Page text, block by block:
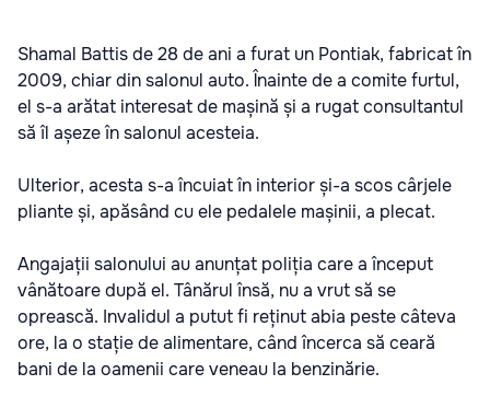
Shamal Battis de 28 de ani a furat un Pontiak, fabricat în
2009, chiar din salonul auto. Înainte de a comite furtul,
el s-a arătat interesat de mașină și a rugat consultantul
să îl așeze în salonul acesteia.
Ulterior, acesta s-a încuiat în interior și-a scos cârjele
pliante și, apăsând cu ele pedalele mașinii, a plecat.
Angajații salonului au anunțat poliția care a început
vânătoare după el. Tânărul însă, nu a vrut să se
oprească. Invalidul a putut fi reținut abia peste câteva
ore, la o stație de alimentare, când încerca să ceară
bani de la oamenii care veneau la benzinărie.